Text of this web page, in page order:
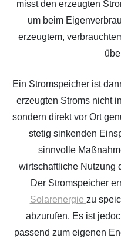
misst den erzeugten
um beim
erzeugtem,
Ein Stromspeicher ist
erzeugten Stroms nicht
sondern direkt vor Ort
stetig sinkenden
sinnvolle
wirtschaftliche Nutzung
Der Stromspeicher
Solarenergie zu
abzurufen. Es ist
passend zum eigenen